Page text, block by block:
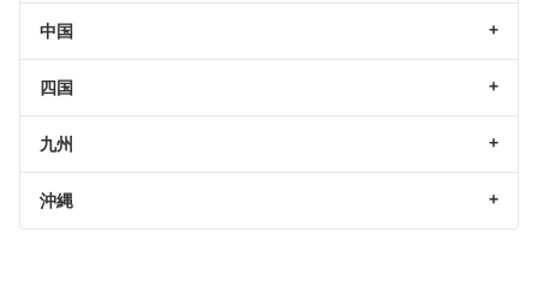
中国
四国
九州
沖縄